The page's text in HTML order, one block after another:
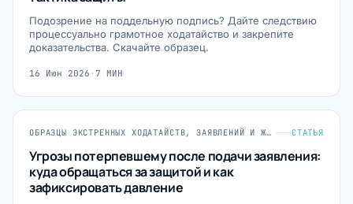
Подозрение на поддельную подпись? Дайте следствию
процессуально грамотное ходатайство и закрепите
доказательства. Скачайте образец.
16 Июн 2026 · 7 МИН
ОБРАЗЦЫ ЭКСТРЕННЫХ ХОДАТАЙСТВ, ЗАЯВЛЕНИЙ И ЖАЛОБ СТАТЬЯ
Угрозы потерпевшему после подачи заявления:
куда обращаться за защитой и как
зафиксировать давление